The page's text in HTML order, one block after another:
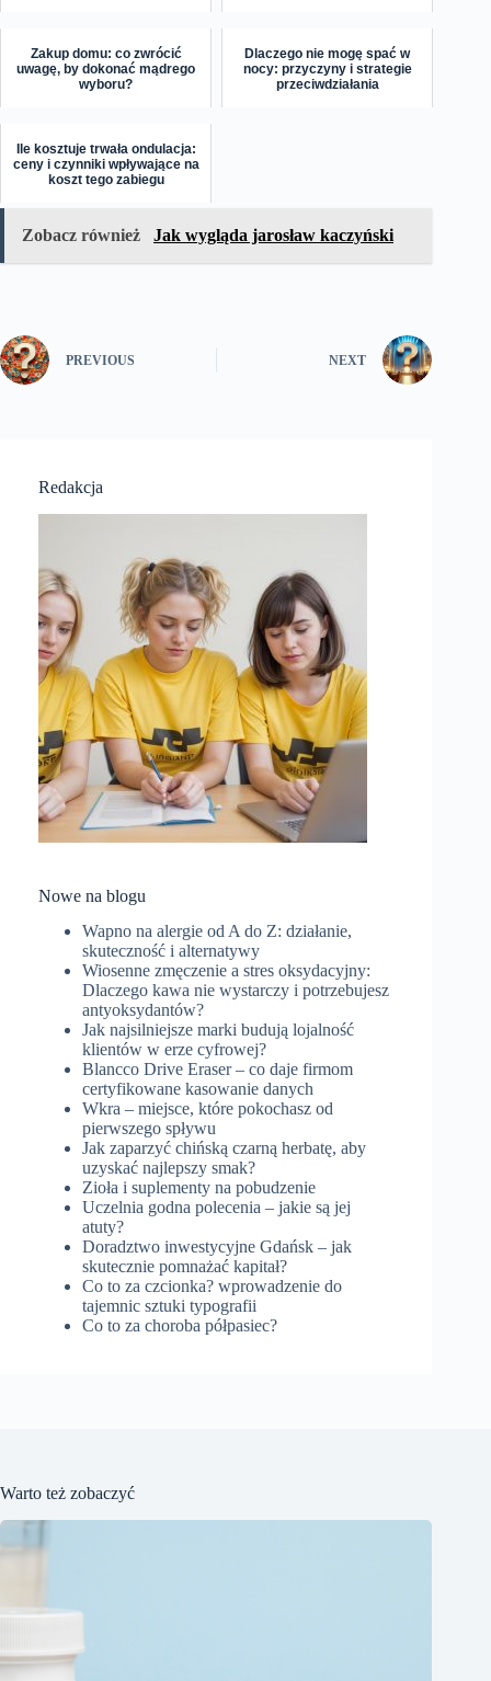
Zakup domu: co zwrócić
uwagę, by dokonać mądrego
wyboru?
Dlaczego nie mogę spać w
nocy: przyczyny i strategie
przeciwdziałania
Ile kosztuje trwała ondulacja:
ceny i czynniki wpływające na
koszt tego zabiegu
Zobacz również Jak wygląda jarosław kaczyński
PREVIOUS NEXT
Redakcja
Nowe na blogu
Wapno na alergie od A do Z: działanie,
skuteczność i alternatywy
Wiosenne zmęczenie a stres oksydacyjny:
Dlaczego kawa nie wystarczy i potrzebujesz
antyoksydantów?
Jak najsilniejsze marki budują lojalność
klientów w erze cyfrowej?
Blancco Drive Eraser – co daje firmom
certyfikowane kasowanie danych
Wkra – miejsce, które pokochasz od
pierwszego spływu
Jak zaparzyć chińską czarną herbatę, aby
uzyskać najlepszy smak?
Zioła i suplementy na pobudzenie
Uczelnia godna polecenia – jakie są jej
atuty?
Doradztwo inwestycyjne Gdańsk – jak
skutecznie pomnażać kapitał?
Co to za czcionka? wprowadzenie do
tajemnic sztuki typografii
Co to za choroba półpasiec?
Warto też zobaczyć